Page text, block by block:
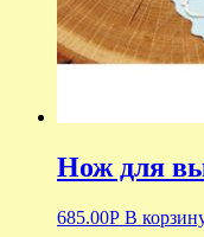
Нож для
685.00Р В